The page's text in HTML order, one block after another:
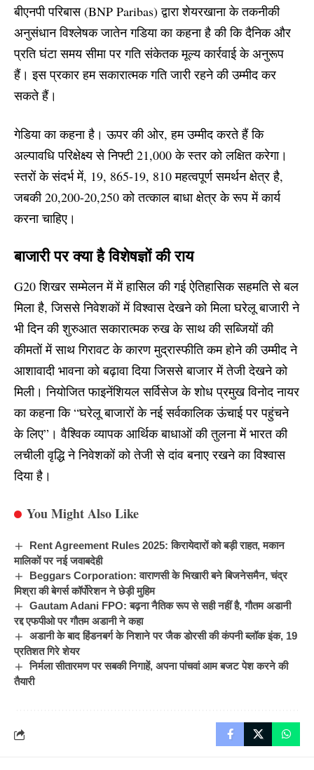
बीएनपी परिबास (BNP Paribas) द्वारा शेयरखाना के तकनीकी
अनुसंधान विश्लेषक जातेन गडिया का कहना है की कि दैनिक और
प्रति घंटा समय सीमा पर गति संकेतक मूल्य कार्रवाई के अनुरूप
हैं। इस प्रकार हम सकारात्मक गति जारी रहने की उम्मीदकर
सकते हैं।
गेडिया का कहना है। ऊपर की ओर, हम उम्मीद करते हैं कि
अल्पावधि परिक्षेक्ष्य से निफ्टी 21,000 के स्तर को लक्षित करेगा।
स्तरों के संदर्भ में, 19, 865-19, 810 महत्वपूर्ण समर्थन क्षेत्र है,
जबकी 20,200-20,250 को तत्काल बाधा क्षेत्र के रूप में कार्य
करना चाहिए।
बाजारी पर क्या है विशेषज्ञों की राय
G20 शिखर सम्मेलन में में हासिल की गई ऐतिहासिक सहमति से बल
मिला है, जिससे निवेशकों में विश्वास देखने को मिला घरेलू बाजारी ने
भी दिन की शुरुआत सकारात्मक रुख के साथ की सब्जियों की
कीमतों में साथ गिरावट के कारण मुद्रास्फीति कम होने की उम्मीद ने
आशावादी भावना को बढ़ावा दिया जिससे बाजार में तेजी देखने को
मिली। नियोजित फाइनेंशियल सर्विसेज के शोध प्रमुख विनोद नायर
का कहना कि “घरेलू बाजारों के नई सर्वकालिक ऊंचाई पर पहुंचने
के लिए”।वैश्विक व्यापक आर्थिकबाधाओं की तुलना में भारत की
लचीली वृद्धि ने निवेशकों को तेजी से दांव बनाए रखने का विश्वास
दिया है।
You Might Also Like
Rent Agreement Rules 2025: किरायेदारों को बड़ी राहत, मकान
मालिकों पर नई जवाबदेही
Beggars Corporation: वाराणसी के भिखारी बने बिजनेसमैन, चंद्र
मिश्रा की बेगर्स कॉर्पोरेशन ने छेड़ी मुहिम
Gautam Adani FPO: बढ़ना नैतिक रूप से सही नहीं है, गौतम अडानी
रद्द एफपीओ पर गौतम अडानी ने कहा
अडानी के बाद हिंडनबर्ग के निशाने पर जैक डोरसी की कंपनी ब्लॉक इंक, 19
प्रतिशत गिरे शेयर
निर्मला सीतारमण पर सबकी निगाहें, अपना पांचवां आम बजट पेश करने की
तैयारी